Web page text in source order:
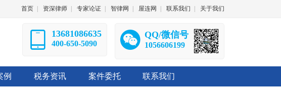
首页 资深律师 专家论证 智律网 屋连网 联系我们 关于我们
13681086635
400-650-5090
QQ/微信号
1056606199
例 税务资讯 案件委托 联系我们